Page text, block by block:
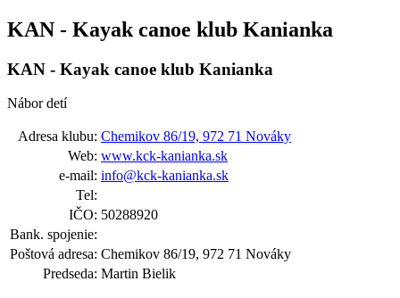
KAN - Kayak canoe klub Kanianka
KAN - Kayak canoe klub Kanianka
Nábor detí
Adresa klubu: Chemikov 86/19, 972 71 Nováky
Web: www.kck-kanianka.sk
e-mail: info@kck-kanianka.sk
Tel:
IČO: 50288920
Bank. spojenie:
Poštová adresa: Chemikov 86/19, 972 71 Nováky
Predseda: Martin Bielik